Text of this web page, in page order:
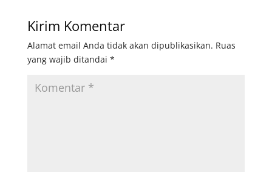
Kirim Komentar
Alamat email Anda tidak akan dipublikasikan. Ruas
yang wajib ditandai *